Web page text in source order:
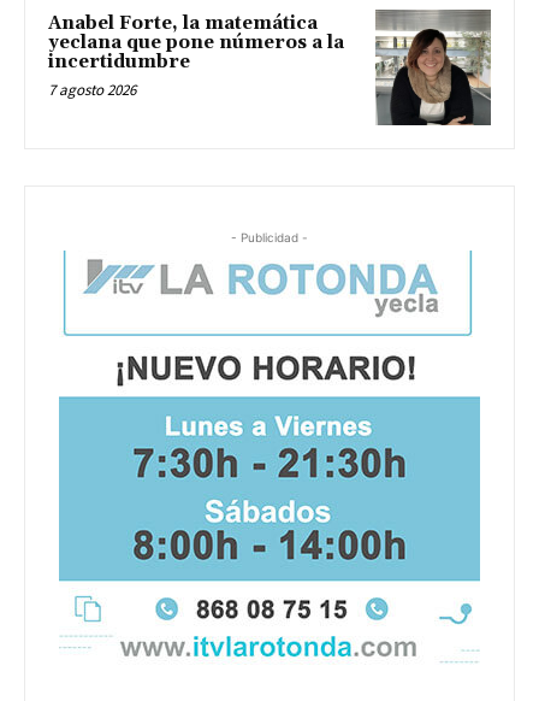
Anabel Forte, la matemática
yeclana que pone números a la
incertidumbre
7 agosto 2026
- Publicidad -